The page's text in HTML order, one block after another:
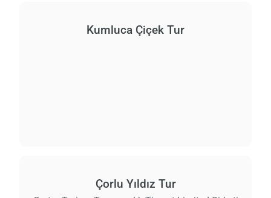
Kumluca Çiçek Tur
Çorlu Yıldız Tur